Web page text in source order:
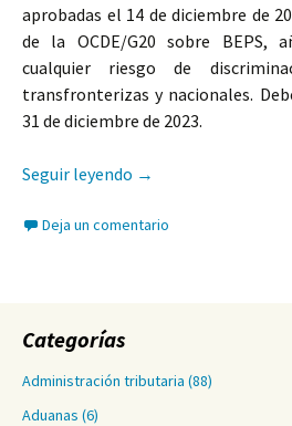
aprobadas el 14 de diciembre de
de la OCDE/G20 sobre BEPS,
cualquier riesgo de
transfronterizas y nacionales.
31 de diciembre de 2023.
Seguir leyendo Tributación mínima
→
Deja un comentario
Categorías
Administración tributaria (88)
Aduanas (6)